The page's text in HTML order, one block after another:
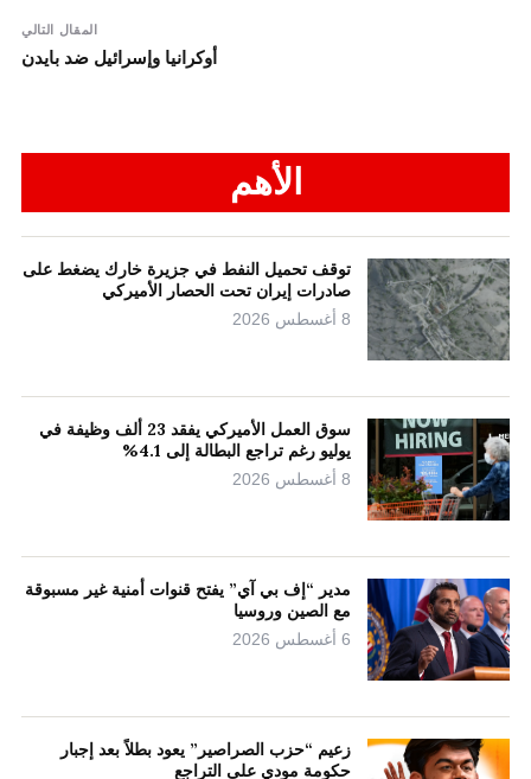
المقال التالي
أوكرانيا وإسرائيل ضد بايدن
الأهم
توقف تحميل النفط في جزيرة خارك يضغط على
صادرات إيران تحت الحصار الأميركي
8 أغسطس 2026
سوق العمل الأميركي يفقد 23 ألف وظيفة في
يوليو رغم تراجع البطالة إلى 4.1%
8 أغسطس 2026
مدير “إف بي آي” يفتح قنوات أمنية غير مسبوقة
مع الصين وروسيا
6 أغسطس 2026
زعيم “حزب الصراصير” يعود بطلاً بعد إجبار
حكومة مودي على التراجع